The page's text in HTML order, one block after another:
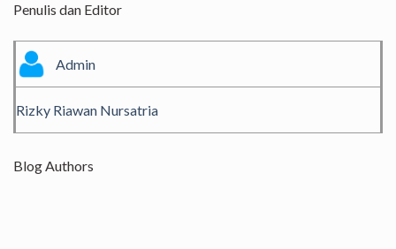
Penulis dan Editor
Admin
Rizky Riawan Nursatria
Blog Authors